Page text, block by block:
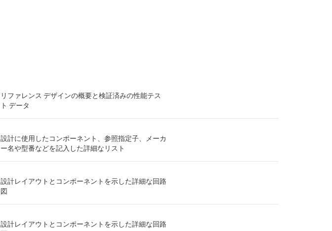
リファレンス デザインの概要と検証済みの性能テス
ト データ
設計に使用したコンポーネント、参照指定子、メーカ
ー名や型番などを記入した詳細なリスト
設計レイアウトとコンポーネントを示した詳細な回路
図
設計レイアウトとコンポーネントを示した詳細な回路